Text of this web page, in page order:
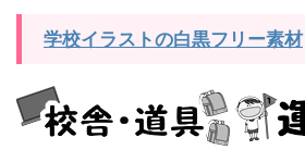
学校イラストの白黒フリー素材